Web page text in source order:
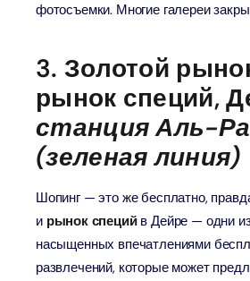
фотосъемки. Многие галереи
3. Золотой
рынок специй,
станция Аль-
(зеленая линия)
Шопинг — это же бесплатно,
и рынок специйв Дейре — одни
насыщенных впечатлениями
развлечений, которые может